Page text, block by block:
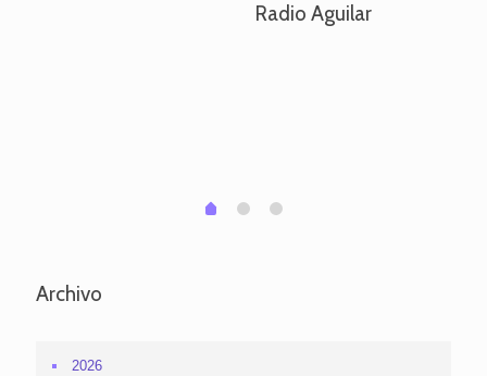
Radio Aguilar
0 1 2
Archivo
2026